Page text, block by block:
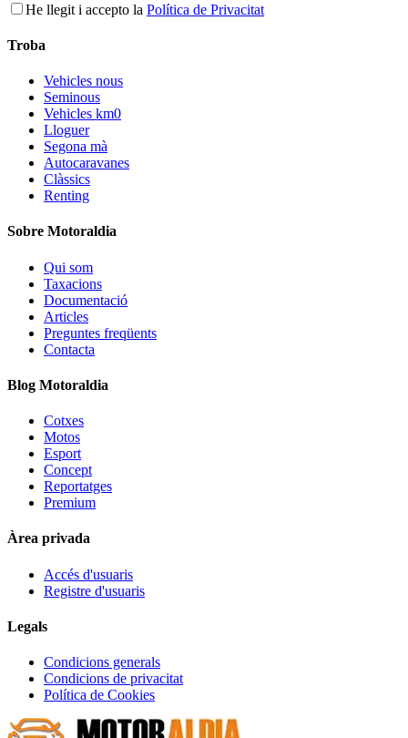
He llegit i accepto la Política de Privacitat
Troba
Vehicles nous
Seminous
Vehicles km0
Lloguer
Segona mà
Autocaravanes
Clàssics
Renting
Sobre Motoraldia
Qui som
Taxacions
Documentació
Articles
Preguntes freqüents
Contacta
Blog Motoraldia
Cotxes
Motos
Esport
Concept
Reportatges
Premium
Àrea privada
Accés d'usuaris
Registre d'usuaris
Legals
Condicions generals
Condicions de privacitat
Política de Cookies